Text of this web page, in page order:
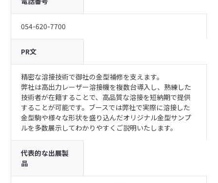
054-620-7700
PR文
精密な溶接技術で御社の金型補修を支えます。
弊社は高出力レーザー溶接機を複数台導入し、熟練した
技術者が在籍することで、高品質な溶接を短納期で提供
することが可能です。ブースでは弊社で実際に溶接した
金型駒や様々な形状を盛り込んだオリジナル金型サンプ
ルを多数展示してわかりやすくご説明いたします。
代表的な出展製
品